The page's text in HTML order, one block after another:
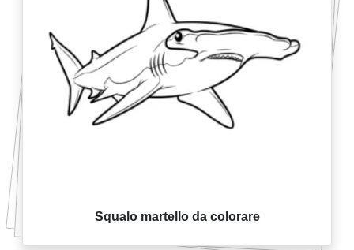
Squalo martello da colorare